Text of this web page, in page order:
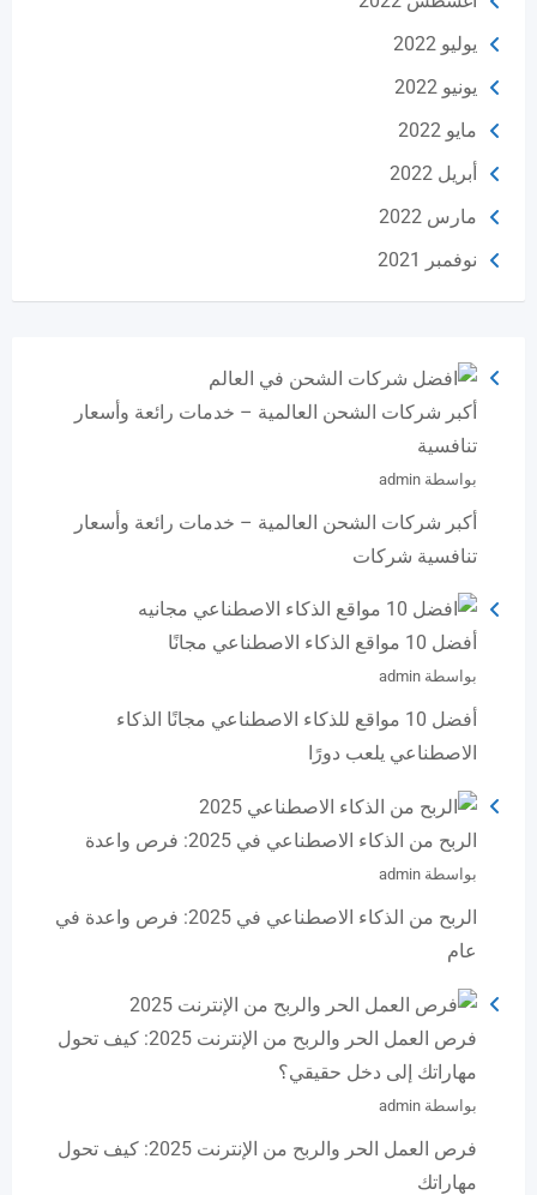
يوليو 2022
يونيو 2022
مايو 2022
أبريل 2022
مارس 2022
نوفمبر 2021
أكبر شركات الشحن العالمية – خدمات رائعة وأسعار
تنافسية
بواسطة admin
أكبر شركات الشحن العالمية – خدمات رائعة وأسعار
تنافسية شركات
أفضل 10 مواقع الذكاء الاصطناعي مجانًا
بواسطة admin
أفضل 10 مواقع للذكاء الاصطناعي مجانًا الذكاء
الاصطناعي يلعب دورًا
الربح من الذكاء الاصطناعي في 2025: فرص واعدة
بواسطة admin
الربح من الذكاء الاصطناعي في 2025: فرص واعدة في
عام
فرص العمل الحر والربح من الإنترنت 2025: كيف تحول
مهاراتك إلى دخل حقيقي؟
بواسطة admin
فرص العمل الحر والربح من الإنترنت 2025: كيف تحول
مهاراتك